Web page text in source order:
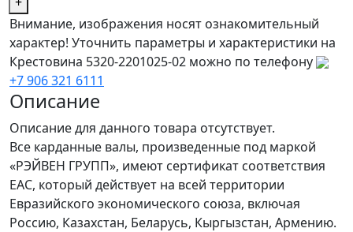
Внимание, изображения носят ознакомительный
характер! Уточнить параметры и характеристики на
Крестовина 5320-2201025-02 можно по телефону
+7 906 321 6111
Описание
Описание для данного товара отсутствует.
Все карданные валы, произведенные под маркой
«РЭЙВЕН ГРУПП», имеют сертификат соответствия
ЕАС, который действует на всей территории
Евразийского экономического союза, включая
Россию, Казахстан, Беларусь, Кыргызстан, Армению.